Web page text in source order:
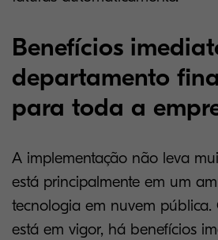
Benefícios
departamento
para toda a
A implementação não leva
está principalmente em um
tecnologia em nuvem
está em vigor, há benefícios